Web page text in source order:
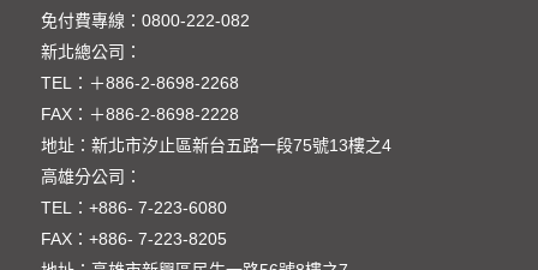
免付費專線： 0800-222-082
新北總公司：
TEL： ＋886-2-8698-2268
FAX： ＋886-2-8698-2228
地址： 新北市汐止區新台五路一段75號13樓之4
高雄分公司：
TEL： +886- 7-223-6080
FAX： +886- 7-223-8205